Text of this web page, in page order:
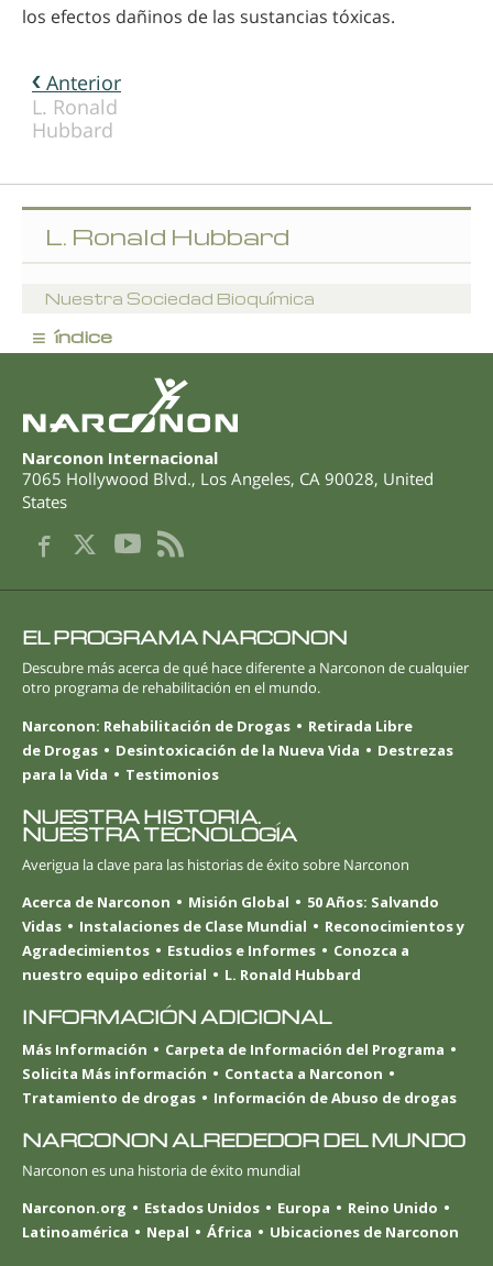
los efectos dañinos de las sustancias tóxicas.
Anterior
L. Ronald
Hubbard
L. Ronald Hubbard
Nuestra Sociedad Bioquímica
≡ índice
Narconon Internacional
7065 Hollywood Blvd., Los Angeles, CA 90028, United
States
EL PROGRAMA NARCONON
Descubre más acerca de qué hace diferente a Narconon de cualquier
otro programa de rehabilitación en el mundo.
Narconon: Rehabilitación de Drogas
Retirada Libre
de Drogas
Desintoxicación de la Nueva Vida
Destrezas
para la Vida
Testimonios
NUESTRA HISTORIA.
NUESTRA TECNOLOGÍA
Averigua la clave para las historias de éxito sobre Narconon
Acerca de Narconon
Misión Global
50 Años: Salvando
Vidas
Instalaciones de Clase Mundial
Reconocimientos y
Agradecimientos
Estudios e Informes
Conozca a
nuestro equipo editorial
L. Ronald Hubbard
INFORMACIÓN ADICIONAL
Más Información
Carpeta de Información del Programa
Solicita Más información
Contacta a Narconon
Tratamiento de drogas
Información de Abuso de drogas
NARCONON ALREDEDOR DEL MUNDO
Narconon es una historia de éxito mundial
Narconon.org
Estados Unidos Europa
Reino Unido
Latinoamérica
Nepal África Ubicaciones de Narconon